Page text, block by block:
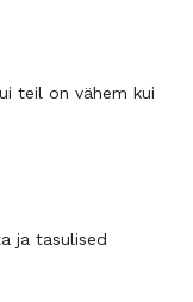
teil on vähem kui
ja tasulised